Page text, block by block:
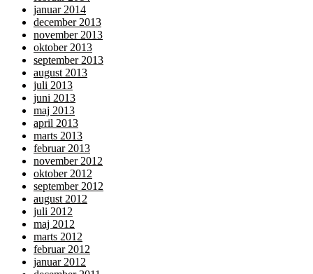
januar 2014
december 2013
november 2013
oktober 2013
september 2013
august 2013
juli 2013
juni 2013
maj 2013
april 2013
marts 2013
februar 2013
november 2012
oktober 2012
september 2012
august 2012
juli 2012
maj 2012
marts 2012
februar 2012
januar 2012